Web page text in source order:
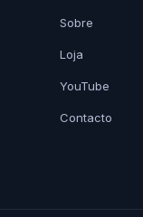
Sobre
Loja
YouTube
Contacto